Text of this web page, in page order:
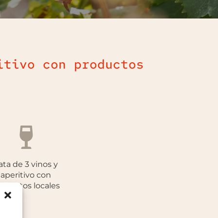
con productos

de 3 vinos y
aperitivo con
locales